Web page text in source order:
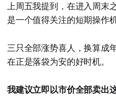
上周五我提到，在进入周末
是一个值得关注的短期操作机
三只全部涨势喜人，换算成
在正是落袋为安的好时机。
我建议立即以市价全部卖出